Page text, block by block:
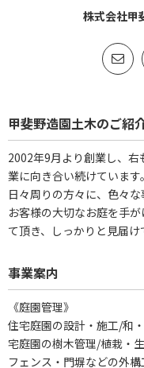
株式会社甲
甲斐野造園土木のご紹
2002年9月より創業し、
業に向き合い続けています。
日々周りの方々に、色々
お客様の大切なお庭を手
て頂き、しっかりと見届け
事業案内
《庭園管理》
住宅庭園の設計・施工/和
宅庭園の樹木管理/植栽・
フェンス・門塀などの外